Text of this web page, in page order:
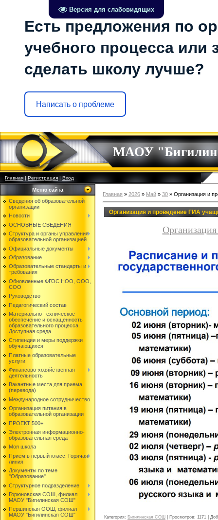
Версия для слабовидящих
Есть предложения по
учебного процесса или
сделать школу лучше?
Написать о проблеме
МАОУ
Главная|Регистрация|Вход
Меню сайта
Сведения об образовательной
организации
Новости
ОСНОВНЫЕ СВЕДЕНИЯ
Структура и органы управления
образовательной организацией
Официальные документы
Образование
Образовательные стандарты и
требования
Обновленные ФГОС НОО, ООО,
СОО
Руководство
Педагогический состав
Материально-техническое
обеспечение и оснащенность
образовательного процесса.
Доступная среда
Стипендии и меры поддержки
обучающихся
Платные образовательные
услуги
Финансово-хозяйственная
деятельность
Вакантные места для приема
(перевода)
Международное сотрудничество
Организация питания в
образовательной организации
ПРОЕКТ 500+
Электронная информационно-
образовательная среда
Моя школа
Прием в первый класс. Горячая
линия
Документы по теме
"Образование"
Структурное подразделение
Горюновская СОШ, филиал
МАОУ "Бигилинская СОШ"
Першинская ООШ, филиал
МАОУ "Бигилинская СОШ"
Главная » 2026 » Май » 30 » Организация и
Организация и проведение ГИА
Категория: Бигилинская СОШ Просмотров: 1171